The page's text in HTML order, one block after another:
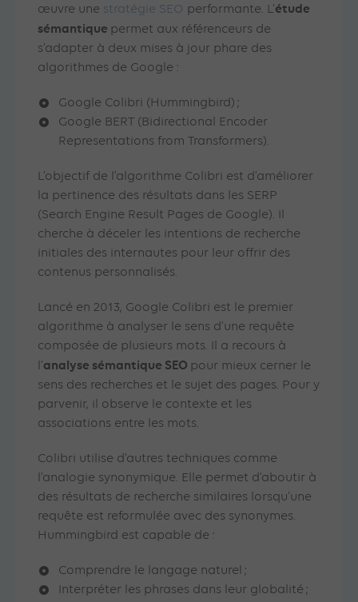
œuvre une stratégie SEO performante. L’étude
sémantique permet aux référenceurs de
s’adapter à deux mises à jour phare des
algorithmes de Google :
Google Colibri (Hummingbird) ;
Google BERT (Bidirectional Encoder
Representations from Transformers).
L’objectif de l’algorithme Colibri est d’améliorer
la pertinence des résultats dans les SERP
(Search Engine Result Pages de Google). Il
cherche à déceler les intentions de recherche
initiales des internautes pour leur offrir des
contenus personnalisés.
Lancé en 2013, Google Colibri est le premier
algorithme à analyser le sens d’une requête
composée de plusieurs mots. Il a recours à
l’analyse sémantique SEO pour mieux cerner le
sens des recherches et le sujet des pages. Pour y
parvenir, il observe le contexte et les
associations entre les mots.
Colibri utilise d’autres techniques comme
l’analogie synonymique. Elle permet d’aboutir à
des résultats de recherche similaires lorsqu’une
requête est reformulée avec des synonymes.
Hummingbird est capable de :
Comprendre le langage naturel ;
Interpréter les phrases dans leur globalité ;